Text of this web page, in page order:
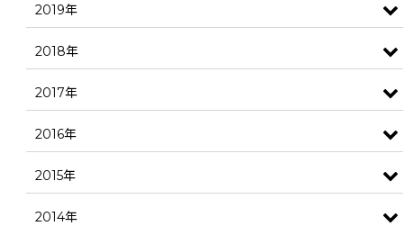
2019年
2018年
2017年
2016年
2015年
2014年